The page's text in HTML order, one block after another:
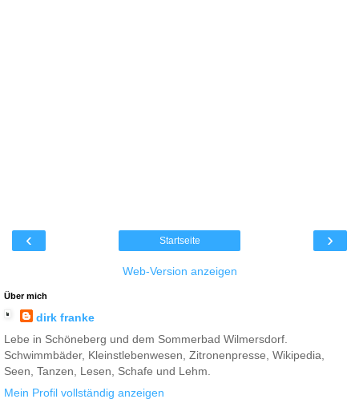
‹ ›
Startseite
Web-Version anzeigen
Über mich
dirk franke
Lebe in Schöneberg und dem Sommerbad Wilmersdorf.
Schwimmbäder, Kleinstlebenwesen, Zitronenpresse, Wikipedia,
Seen, Tanzen, Lesen, Schafe und Lehm.
Mein Profil vollständig anzeigen